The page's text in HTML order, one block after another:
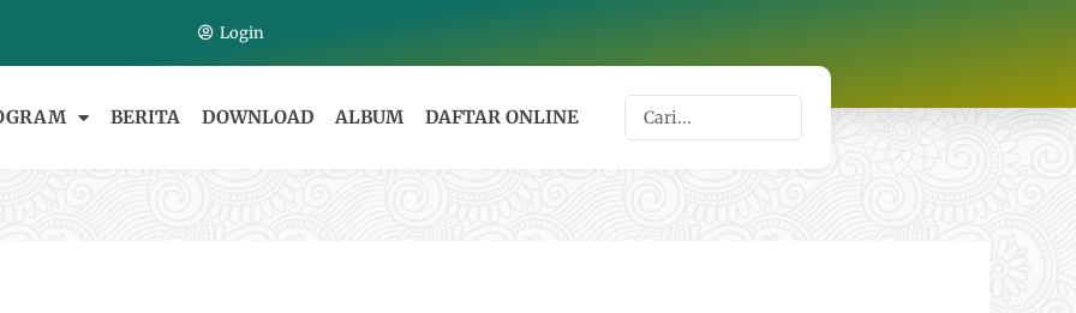
Login
BERITA DOWNLOAD ALBUM DAFTAR ONLINE
Search
...